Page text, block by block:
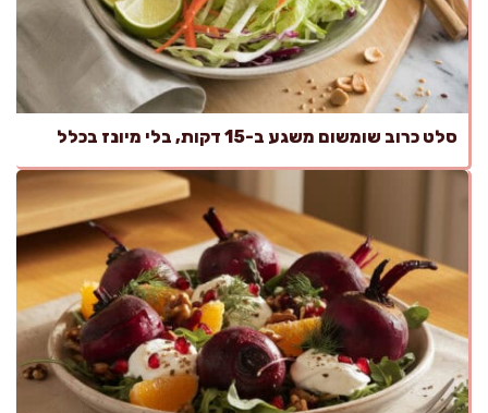
סלט כרוב שומשום משגע ב-15 דקות, בלי מיונז בכלל